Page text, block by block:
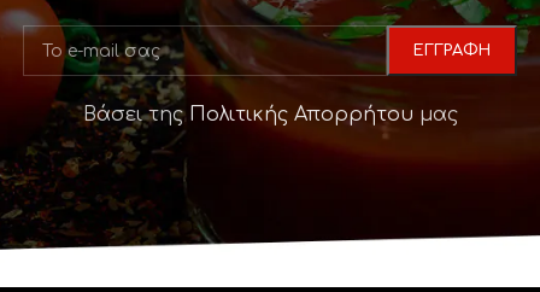
Βάσει της Πολιτικής Απορρήτου μας